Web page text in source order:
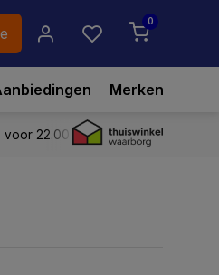
0
Merken
voor 22.00 uur besteld,vandaag